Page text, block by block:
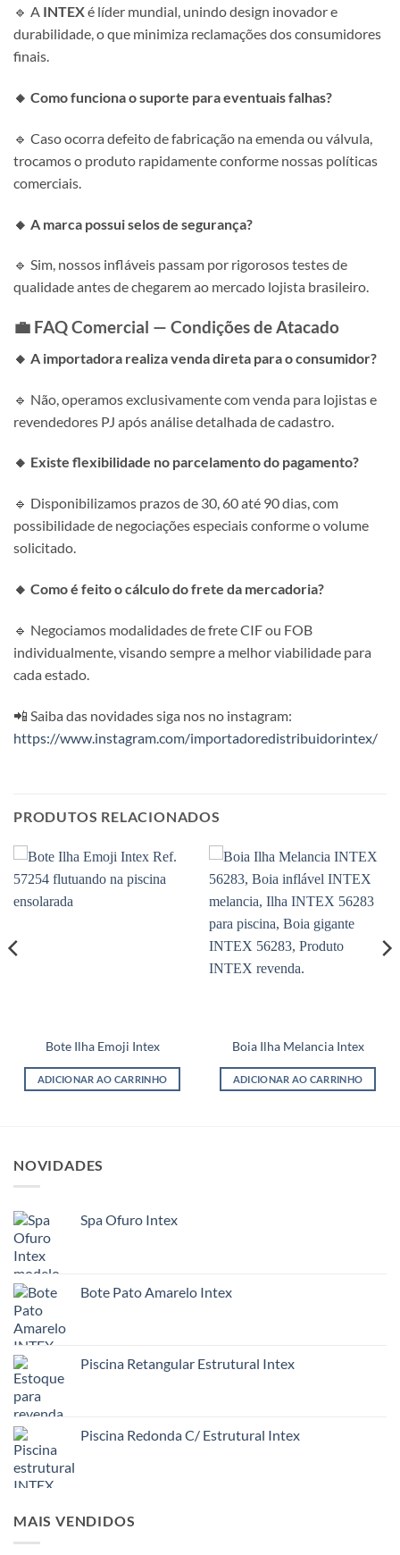
🔹 A INTEXé líder mundial, unindo design inovador e
durabilidade, o que minimiza reclamações dos consumidores
finais.
🔸 Como funciona o suporte para eventuais falhas?
🔹 Caso ocorra defeito de fabricação na emenda ou válvula,
trocamos o produto rapidamente conforme nossas políticas
comerciais.
🔸 A marca possui selos de segurança?
🔹 Sim, nossos infláveis passam por rigorosos testes de
qualidade antes de chegarem ao mercado lojista brasileiro.
💼 FAQ Comercial — Condições de Atacado
🔸 A importadora realiza venda direta para o consumidor?
🔹 Não, operamos exclusivamente com venda para lojistas e
revendedores PJ após análise detalhada de cadastro.
🔸 Existe flexibilidade no parcelamento do pagamento?
🔹 Disponibilizamos prazos de 30, 60 até 90 dias, com
possibilidade de negociações especiais conforme o volume
solicitado.
🔸 Como é feito o cálculo do frete da mercadoria?
🔹 Negociamos modalidades de frete CIF ou FOB
individualmente, visando sempre a melhor viabilidade para
cada estado.
📲 Saiba das novidades siga nos no instagram:
https://www.instagram.com/importadoredistribuidorintex/
PRODUTOS RELACIONADOS
Bote Ilha Emoji Intex
ADICIONAR AO CARRINHO
Boia Ilha Melancia Intex
ADICIONAR AO CARRINHO
NOVIDADES
Spa Ofuro Intex
Bote Pato Amarelo Intex
Piscina Retangular Estrutural Intex
Piscina Redonda C/ Estrutural Intex
MAIS VENDIDOS